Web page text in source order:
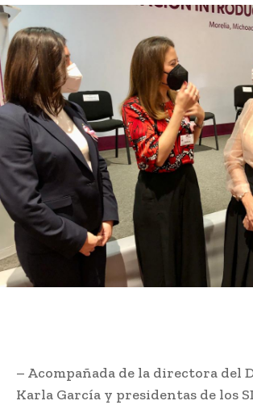
– Acompañada de la directora del
Karla García y presidentas de los